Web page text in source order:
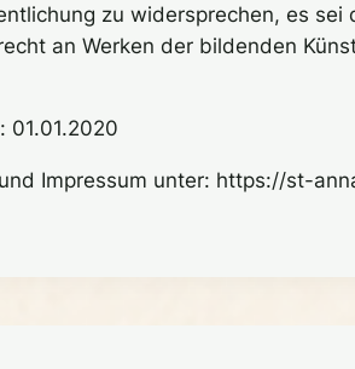
zu widersprechen, es
an Werken der bildenden
01.01.2020
Impressum unter: https://st-